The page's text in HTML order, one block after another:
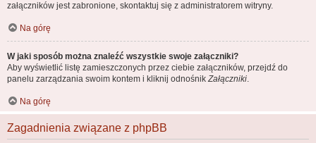
załączników jest zabronione, skontaktuj się z administratorem witryny.
Na górę
W jaki sposób można znaleźć wszystkie swoje załączniki?
Aby wyświetlić listę zamieszczonych przez ciebie załączników, przejdź do
panelu zarządzania swoim kontem i kliknij odnośnikZałączniki.
Na górę
Zagadnienia związane z phpBB